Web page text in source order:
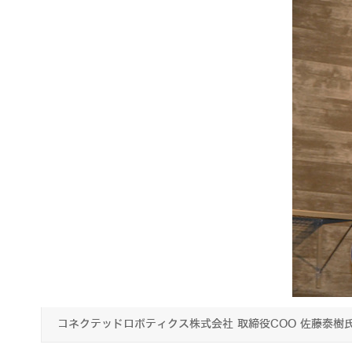
コネクテッドロボティクス株式会社 取締役COO 佐藤泰樹